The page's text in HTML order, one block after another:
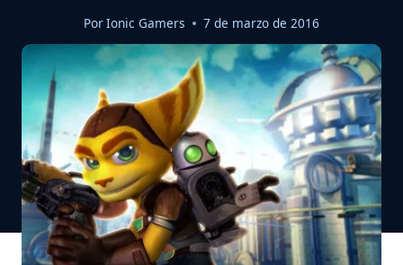
PorIonic Gamers 7 de marzo de 2016